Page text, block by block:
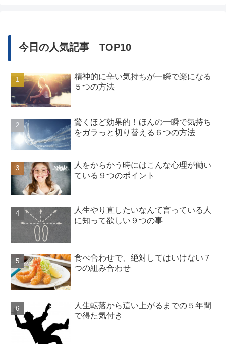
今日の人気記事 TOP10
精神的に辛い気持ちが一瞬で楽になる
５つの方法
驚くほど効果的！ほんの一瞬で気持ち
をガラっと切り替える６つの方法
人をからかう時にはこんな心理が働い
ている９つのポイント
人生やり直したいなんて言っている人
に知って欲しい９つの事
食べ合わせで、絶対してはいけない７
つの組み合わせ
人生転落から這い上がるまでの５年間
で得た気付き